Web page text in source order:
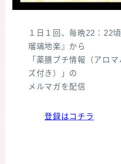
１日１回、毎晩22：22
瑠璃地楽』から
「薬膳プチ情報（アロ
ズ付き）」の
メルマガを配信
登録はコチラ